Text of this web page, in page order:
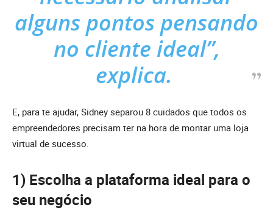
alguns pontos pensando
no cliente ideal”,
explica.
E, para te ajudar, Sidney separou 8 cuidados que todos os
empreendedores precisam ter na hora de montar uma loja
virtual de sucesso.
1) Escolha a plataforma ideal para o
seu negócio